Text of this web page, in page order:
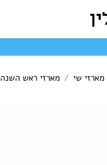
מארזי שי מארזי ראש השנה